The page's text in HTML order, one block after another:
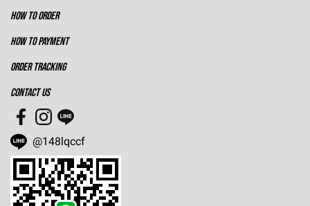
HOW TO ORDER
HOW TO PAYMENT
ORDER TRACKING
CONTACT US
@148lqccf